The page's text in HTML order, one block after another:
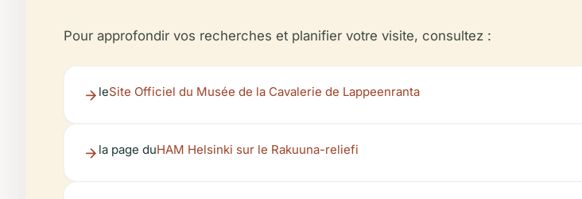
Pour approfondir vos recherches et planifier votre visite, consultez :
leSite Officiel du Musée de la Cavalerie de Lappeenranta
la page duHAM Helsinki sur le Rakuuna-reliefi